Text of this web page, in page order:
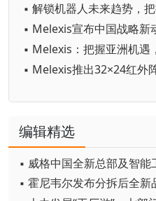
▪ Melexis宣布中国战略新
▪ Melexis：把握亚洲机遇
编辑精选
▪ 威格中国全新总部及智能